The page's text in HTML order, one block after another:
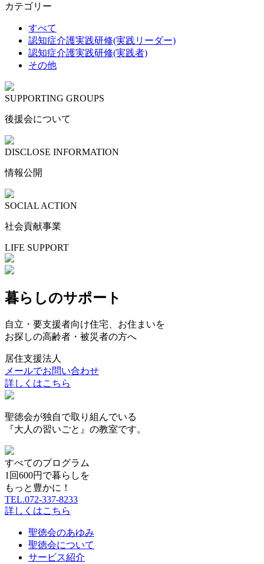
カテゴリー
すべて
認知症介護実践研修(実践リーダー)
認知症介護実践研修(実践者)
その他
SUPPORTING GROUPS
後援会について
DISCLOSE INFORMATION
情報公開
SOCIAL ACTION
社会貢献事業
LIFE SUPPORT
暮らしのサポート
自立・要支援者向け住宅、お住まいを
お探しの高齢者・被災者の方へ
居住支援法人
メールでお問い合わせ
詳しくはこちら
聖徳会が独自で取り組んでいる
『大人の習いごと』の教室です。
すべてのプログラム
1回600円で暮らしを
もっと豊かに！
TEL.072-337-8233
詳しくはこちら
聖徳会のあゆみ
聖徳会について
サービス紹介